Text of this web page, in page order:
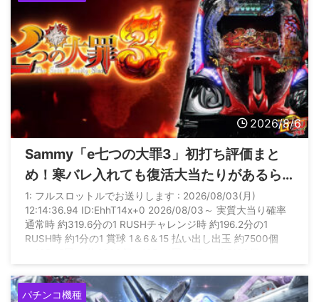
2026/8/6
Sammy「e七つの大罪3」初打ち評価まと
め！寒バレ入れても復活大当たりがあるら
しいぞ
1: フルスロットルでお送りします : 2026/08/03(月)
12:14:36.94 ID:EhhT14x+0 2026/08/03～ 実質大当り確率
通常時 約319.6分の1 RUSHチャレンジ時 約196.2分の1
RUSH時 約1分の1 賞球 1＆6＆15 払い出し出玉 約7500個
2700個（10R回＋2R×4回） 約1500個（2R×5回） 約450 ...
パチンコ機種